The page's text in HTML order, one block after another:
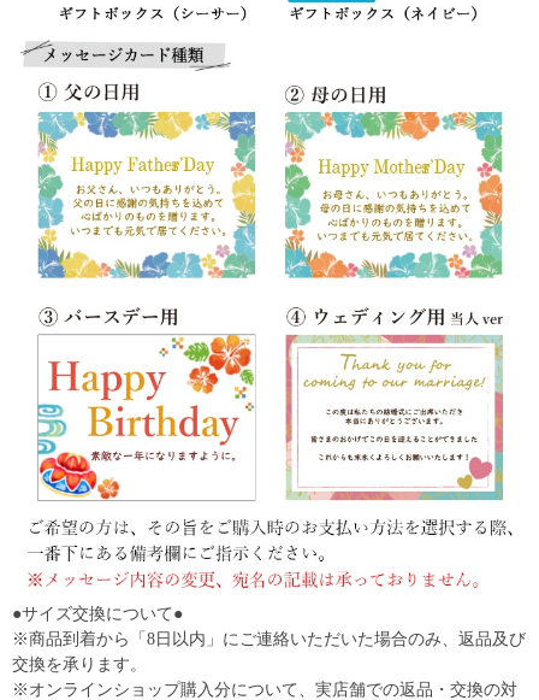
●サイズ交換について●
※商品到着から「8日以内」にご連絡いただいた場合のみ、返品及び
交換を承ります。
※オンラインショップ購入分について、実店舗での返品・交換の対